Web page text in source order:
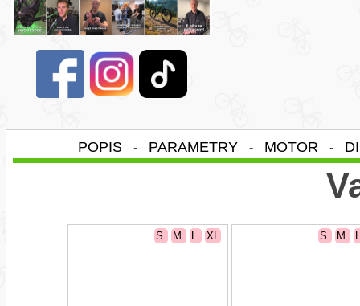
POPIS - PARAMETRY - MOTOR -
S M L XL S M